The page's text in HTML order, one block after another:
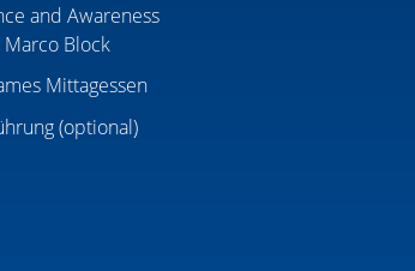
and Awareness
Block
Mittagessen
(optional)